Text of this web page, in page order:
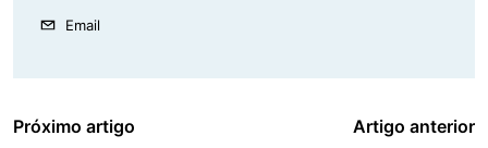
Email
Próximo artigo Artigo anterior